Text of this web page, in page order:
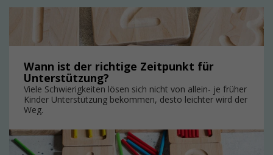
Wann ist der richtige Zeitpunkt für
Unterstützung?
Viele Schwierigkeiten lösen sich nicht von allein- je früher
Kinder Unterstützung bekommen, desto leichter wird der
Weg.